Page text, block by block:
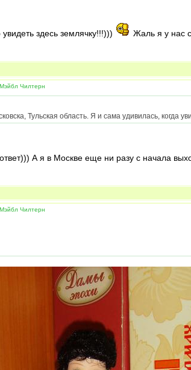
здесь землячку!!!))) Жаль я у нас
Чилтерн
Тульская область. Я и сама удивилась, когда
ответ))) А я в Москве еще ни разу с начала
Чилтерн